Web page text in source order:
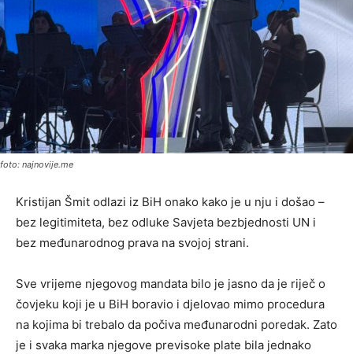
foto: najnovije.me
Kristijan Šmit odlazi iz BiH onako kako je u nju i došao –
bez legitimiteta, bez odluke Savjeta bezbjednosti UN i
bez međunarodnog prava na svojoj strani.
Sve vrijeme njegovog mandata bilo je jasno da je riječ o
čovjeku koji je u BiH boravio i djelovao mimo procedura
na kojima bi trebalo da počiva međunarodni poredak. Zato
je i svaka marka njegove previsoke plate bila jednako